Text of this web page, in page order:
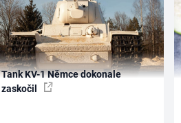
Tank KV-1 Němce dokonale
zaskočil